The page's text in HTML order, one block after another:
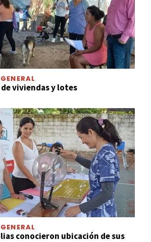
viviendas y lotes
conocieron ubicación de sus